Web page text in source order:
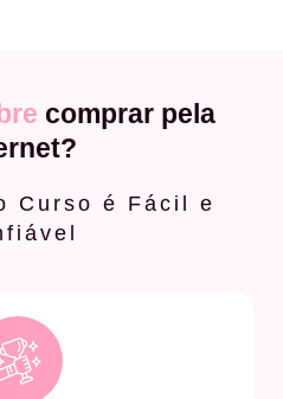
comprar pela
Curso é Fácil e